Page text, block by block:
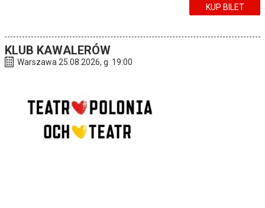
KUP BILET
KLUB KAWALERÓW
Warszawa 25.08.2026, g. 19:00